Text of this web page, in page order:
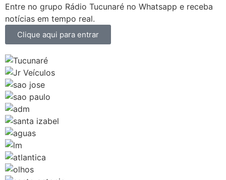
Entre no grupo Rádio Tucunaré no Whatsapp e receba
notícias em tempo real.
Clique aqui para entrar